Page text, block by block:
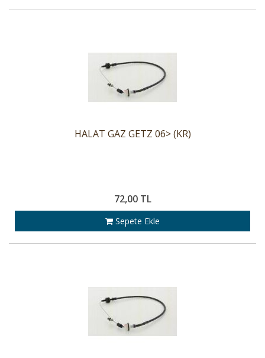
HALAT GAZ GETZ 06> (KR)
72,00 TL
Sepete Ekle